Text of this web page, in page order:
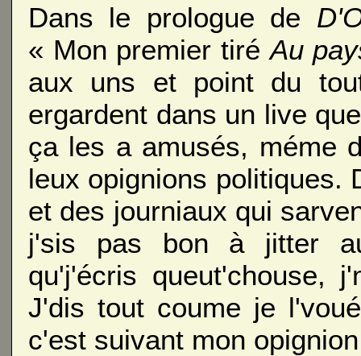
Dans le prologue de
« Mon premier tiréAu
aux uns et point du
ergardent dans un live
ça les a amusés, méme
leux opignions politiques.
et des journiaux qui
j'sis pas bon à jitter
qu'j'écris queut'chouse,
J'dis tout coume je
c'est suivant mon